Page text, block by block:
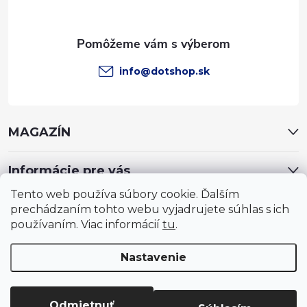
Tento web používa súbory cookie. Ďalším
prechádzaním tohto webu vyjadrujete súhlas s ich
používaním. Viac informácií tu.
Nastavenie
info@dotshop.sk
MAGAZÍN
Informácie pre vás
Copyright 2026DotShop - všetko pre záhradu, dom, chovateľa,
. Všetky práva vyhradené.Upraviť nastavenie cookies